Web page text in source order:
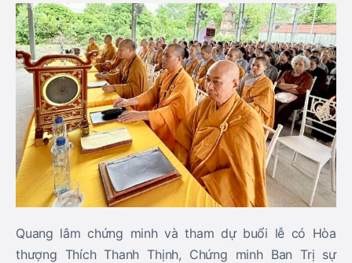
Quang lâm chứng minh và tham dự buổi lễ có Hòa
thượng Thích Thanh Thịnh, Chứng minh Ban Trị sự